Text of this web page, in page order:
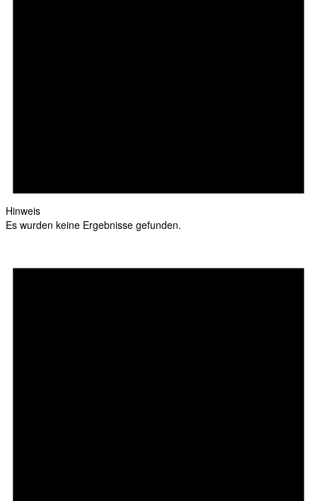
Hinweis
Es wurden keine Ergebnisse gefunden.